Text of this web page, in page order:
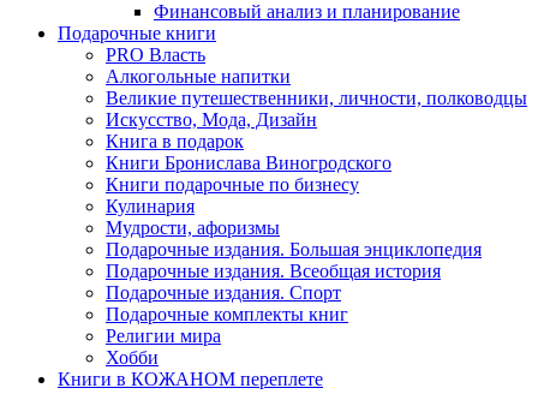
Финансовый анализ и планирование
Подарочные книги
PRO Власть
Алкогольные напитки
Великие путешественники, личности, полководцы
Искусство, Мода, Дизайн
Книга в подарок
Книги Бронислава Виногродского
Книги подарочные по бизнесу
Кулинария
Мудрости, афоризмы
Подарочные издания. Большая энциклопедия
Подарочные издания. Всеобщая история
Подарочные издания. Спорт
Подарочные комплекты книг
Религии мира
Хобби
Книги в КОЖАНОМ переплете